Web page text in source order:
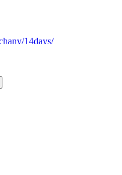
14days/